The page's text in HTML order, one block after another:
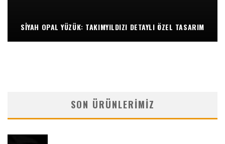
SIYAH OPAL YÜZÜK: TAKIMYILDIZI DETAYLI ÖZEL TASARIM
SON ÜRÜNLERIMIZ